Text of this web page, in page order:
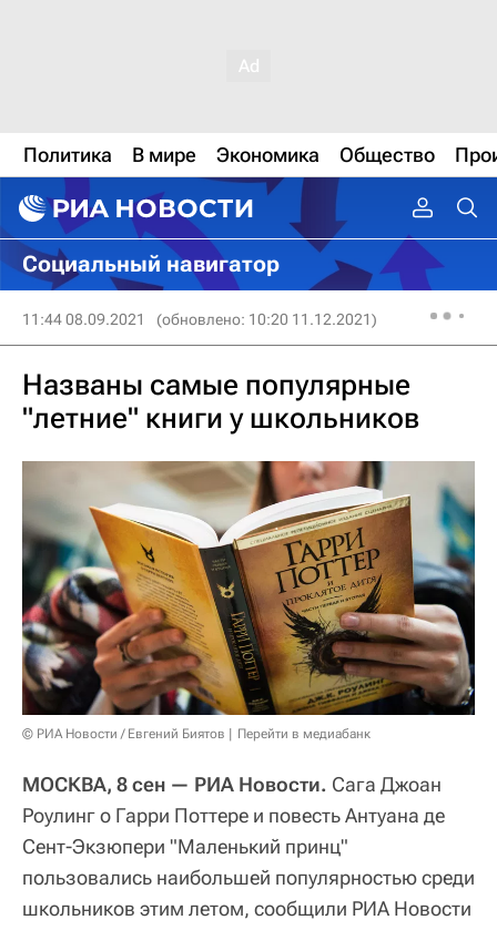
Политика В мире Экономика Общество
Социальный навигатор
11:44 08.09.2021 (обновлено: 10:20 11.12.2021)
Названы самые популярные
"летние" книги у школьников
© РИА Новости / Евгений Биятов Перейти в медиабанк
МОСКВА, 8 сен — РИА Новости. Сага Джоан
Роулинг о Гарри Поттере и повесть Антуана де
Сент-Экзюпери "Маленький принц"
пользовались наибольшей популярностью среди
школьников этим летом, сообщили РИА Новости